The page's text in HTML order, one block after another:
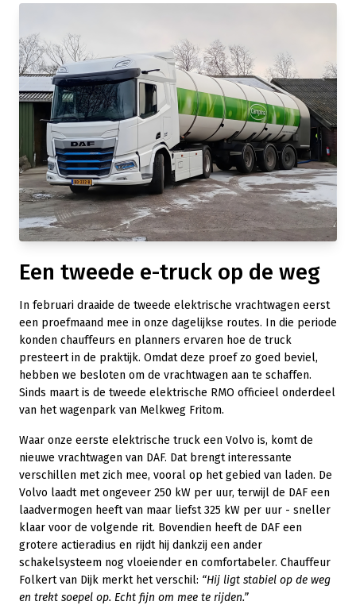
Een tweede e-truck op de weg
In februari draaide de tweede elektrische vrachtwagen eerst
een proefmaand mee in onze dagelijkse routes. In die periode
konden chauffeurs en planners ervaren hoe de truck
presteert in de praktijk. Omdat deze proef zo goed beviel,
hebben we besloten om de vrachtwagen aan te schaffen.
Sinds maart is de tweede elektrische RMO officieel onderdeel
van het wagenpark van Melkweg Fritom.
Waar onze eerste elektrische truck een Volvo is, komt de
nieuwe vrachtwagen van DAF. Dat brengt interessante
verschillen met zich mee, vooral op het gebied van laden. De
Volvo laadt met ongeveer 250 kW per uur, terwijl de DAF een
laadvermogen heeft van maar liefst 325 kW per uur - sneller
klaar voor de volgende rit. Bovendien heeft de DAF een
grotere actieradius en rijdt hij dankzij een ander
schakelsysteem nog vloeiender en comfortabeler. Chauffeur
Folkert van Dijk merkt het verschil: “Hij ligt stabiel op de weg
en trekt soepel op. Echt fijn om mee te rijden.”